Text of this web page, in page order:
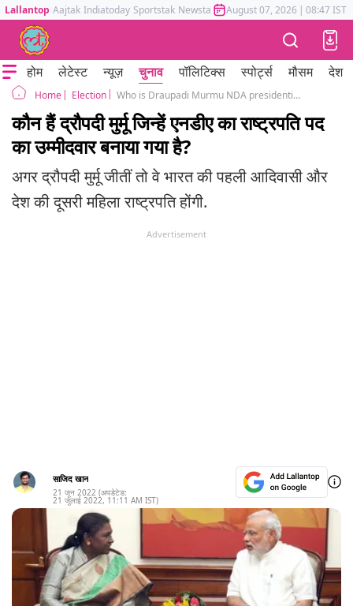
Lallantop Aajtak Indiatoday Sportstak Newstak Mumbai Tak Astrotak
August 07, 2026 | 08:47 IST
होम लेटेस्ट न्यूज़ चुनाव पॉलिटिक्स स्पोर्ट्स मौसम देश
Home Election Who is Draupadi Murmu NDA presidential candidate
कौन हैं द्रौपदी मुर्मू जिन्हें एनडीए का राष्ट्रपति पद
का उम्मीदवार बनाया गया है?
अगर द्रौपदी मुर्मू जीतीं तो वे भारत की पहली आदिवासी और
देश की दूसरी महिला राष्ट्रपति होंगी.
Advertisement
साजिद खान
21 जून 2022 (अपडेटेड:
21 जुलाई 2022, 11:11 AM IST)